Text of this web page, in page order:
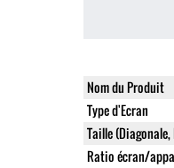
Nom du Produit
Type d'Ecran
Taille (Diagonale,
Ratio écran/